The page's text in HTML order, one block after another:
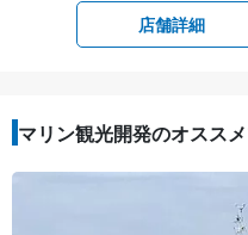
店舗詳細
マリン観光開発のオスス